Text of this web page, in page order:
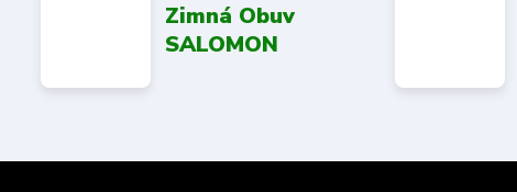
Zimná Obuv
SALOMON